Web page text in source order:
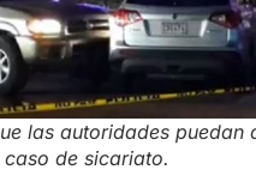
las autoridades puedan
de sicariato.